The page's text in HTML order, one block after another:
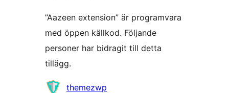
”Aazeen extension” är programvara
med öppen källkod. Följande
personer har bidragit till detta
tillägg.
Bidragande
themezwp